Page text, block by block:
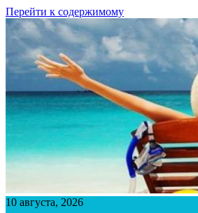
Перейти к содержимому
10 августа, 2026